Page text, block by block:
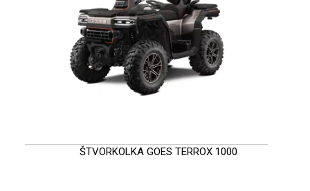
ŠTVORKOLKA GOES TERROX 1000